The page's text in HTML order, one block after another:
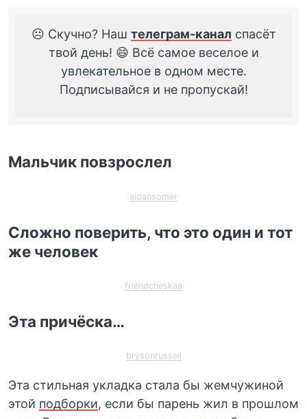
☹️ Скучно? Наш телеграм-канал спасёт
твой день! 😄 Всё самое веселое и
увлекательное в одном месте.
Подписывайся и не пропускай!
Мальчик повзрослел
aidansomer
Сложно поверить, что это один и тот
же человек
friendcheskaa
Эта причёска…
brysonrussell
Эта стильная укладка стала бы жемчужиной
этой подборки, если бы парень жил в прошлом